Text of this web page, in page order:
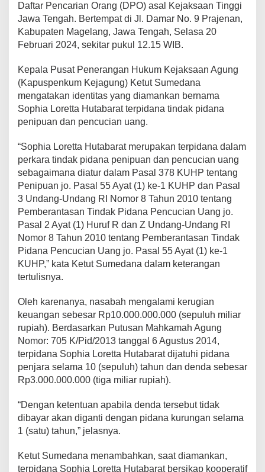
Daftar Pencarian Orang (DPO) asal Kejaksaan Tinggi
Jawa Tengah. Bertempat di Jl. Damar No. 9 Prajenan,
Kabupaten Magelang, Jawa Tengah, Selasa 20
Februari 2024, sekitar pukul 12.15 WIB.
Kepala Pusat Penerangan Hukum Kejaksaan Agung
(Kapuspenkum Kejagung) Ketut Sumedana
mengatakan identitas yang diamankan bernama
Sophia Loretta Hutabarat terpidana tindak pidana
penipuan dan pencucian uang.
“Sophia Loretta Hutabarat merupakan terpidana dalam
perkara tindak pidana penipuan dan pencucian uang
sebagaimana diatur dalam Pasal 378 KUHP tentang
Penipuan jo. Pasal 55 Ayat (1) ke-1 KUHP dan Pasal
3 Undang-Undang RI Nomor 8 Tahun 2010 tentang
Pemberantasan Tindak Pidana Pencucian Uang jo.
Pasal 2 Ayat (1) Huruf R dan Z Undang-Undang RI
Nomor 8 Tahun 2010 tentang Pemberantasan Tindak
Pidana Pencucian Uang jo. Pasal 55 Ayat (1) ke-1
KUHP,” kata Ketut Sumedana dalam keterangan
tertulisnya.
Oleh karenanya, nasabah mengalami kerugian
keuangan sebesar Rp10.000.000.000 (sepuluh miliar
rupiah). Berdasarkan Putusan Mahkamah Agung
Nomor: 705 K/Pid/2013 tanggal 6 Agustus 2014,
terpidana Sophia Loretta Hutabarat dijatuhi pidana
penjara selama 10 (sepuluh) tahun dan denda sebesar
Rp3.000.000.000 (tiga miliar rupiah).
“Dengan ketentuan apabila denda tersebut tidak
dibayar akan diganti dengan pidana kurungan selama
1 (satu) tahun,” jelasnya.
Ketut Sumedana menambahkan, saat diamankan,
terpidana Sophia Loretta Hutabarat bersikap kooperatif